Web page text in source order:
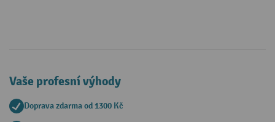
Vaše profesní výhody
Doprava zdarma od 1300 Kč